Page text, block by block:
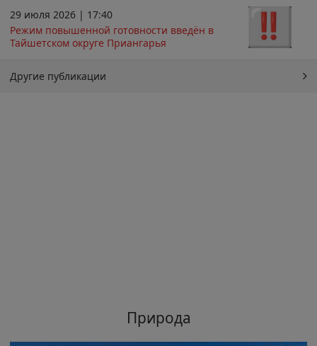
29 июля 2026 | 17:40
Режим повышенной готовности введён в
Тайшетском округе Приангарья
Другие публикации
Природа